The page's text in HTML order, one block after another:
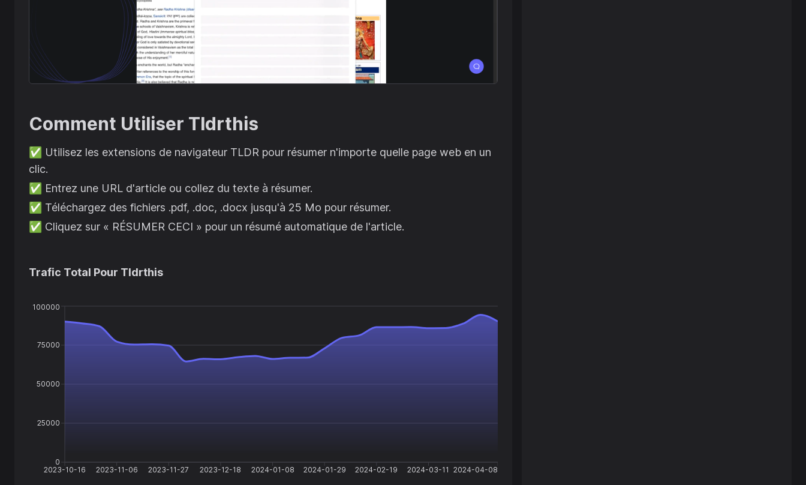
Comment Utiliser Tldrthis
✅ Utilisez les extensions de navigateur TLDR pour résumer n'importe quelle page web en un
clic.
✅ Entrez une URL d'article ou collez du texte à résumer.
✅ Téléchargez des fichiers .pdf, .doc, .docx jusqu'à 25 Mo pour résumer.
✅ Cliquez sur « RÉSUMER CECI » pour un résumé automatique de l'article.
Trafic Total Pour Tldrthis
2023-10-16 2023-11-06 2023-11-27 2023-12-18 2024-01-08 2024-01-29 2024-02-19 2024-03-11 2024-04-08
0
25000
50000
75000
100000